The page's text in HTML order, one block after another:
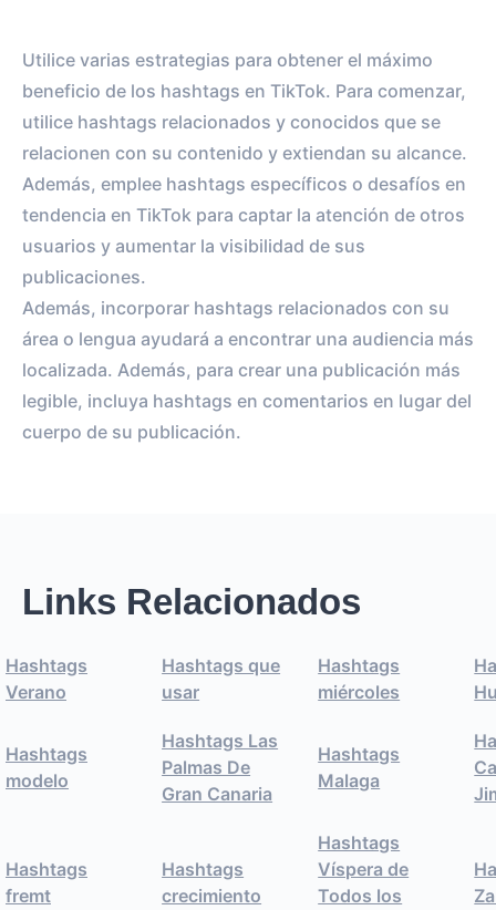
Utilice varias estrategias para obtener el máximo
beneficio de los hashtags en TikTok. Para comenzar,
utilice hashtags relacionados y conocidos que se
relacionen con su contenido y extiendan su alcance.
Además, emplee hashtags específicos o desafíos en
tendencia en TikTok para captar la atención de otros
usuarios y aumentar la visibilidad de sus
publicaciones.
Además, incorporar hashtags relacionados con su
área o lengua ayudará a encontrar una audiencia más
localizada. Además, para crear una publicación más
legible, incluya hashtags en comentarios en lugar del
cuerpo de su publicación.
Links Relacionados
Hashtags
Verano
Hashtags que
usar
Hashtags
miércoles
Hashtags
modelo
Hashtags Las
Palmas De
Gran Canaria
Hashtags
Malaga
Hashtags
fremt
Hashtags
crecimiento
Hashtags
Víspera de
Todos los